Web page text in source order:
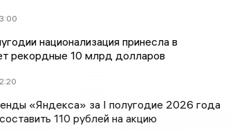
национализация принесла в
рекордные 10 млрд долларов
«Яндекса» за I полугодие 2026 года
110 рублей на акцию